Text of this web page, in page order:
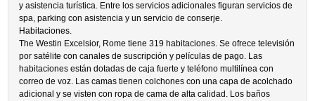
y asistencia turística. Entre los servicios adicionales figuran servicios de
spa, parking con asistencia y un servicio de conserje.
Habitaciones.
The Westin Excelsior, Rome tiene 319 habitaciones. Se ofrece televisión
por satélite con canales de suscripción y películas de pago. Las
habitaciones están dotadas de caja fuerte y teléfono multilínea con
correo de voz. Las camas tienen colchones con una capa de acolchado
adicional y se visten con ropa de cama de alta calidad. Los baños